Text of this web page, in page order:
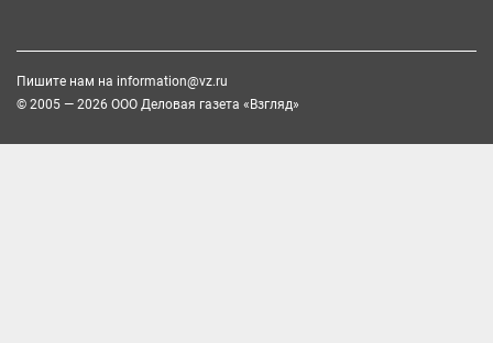
Пишите нам на information@vz.ru
© 2005 — 2026 ООО Деловая газета «Взгляд»